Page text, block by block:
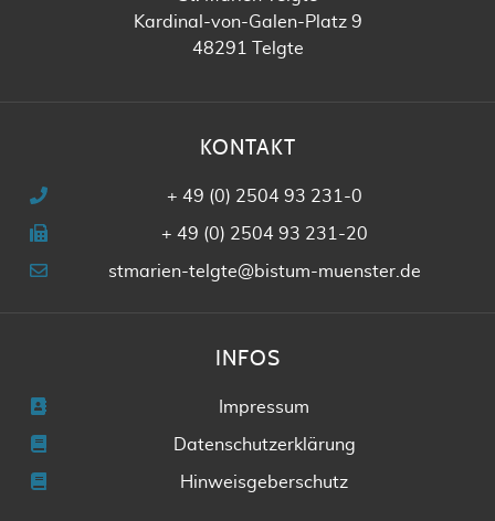
Kardinal-von-Galen-Platz 9
48291 Telgte
KONTAKT
+ 49 (0) 2504 93 231-0
+ 49 (0) 2504 93 231-20
stmarien-telgte@bistum-muenster.de
INFOS
Impressum
Datenschutzerklärung
Hinweisgeberschutz